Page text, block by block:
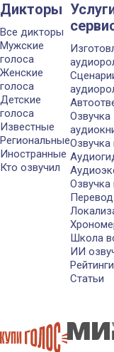
Дикторы
Все дикторы
Мужские
голоса
Женские
голоса
Детские
голоса
Известные
Региональные
Иностранные
Кто озвучил
Озвучка
Озвучка
Озвучка
Школа
ИИ
Рейтинги
Статьи